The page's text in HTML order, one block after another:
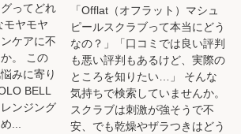
ってどれ
ヤモヤ
ケアに不
。 この
みに寄り
BELL
ンジング
...
「Offlat（オフラット）マシュ
ピールスクラブって本当にどう
なの？」「口コミでは良い評判
も悪い評判もあるけど、実際の
ところを知りたい…」 そんな
気持ちで検索していませんか。
スクラブは刺激が強そうで不
安、でも乾燥やザラつきはどう